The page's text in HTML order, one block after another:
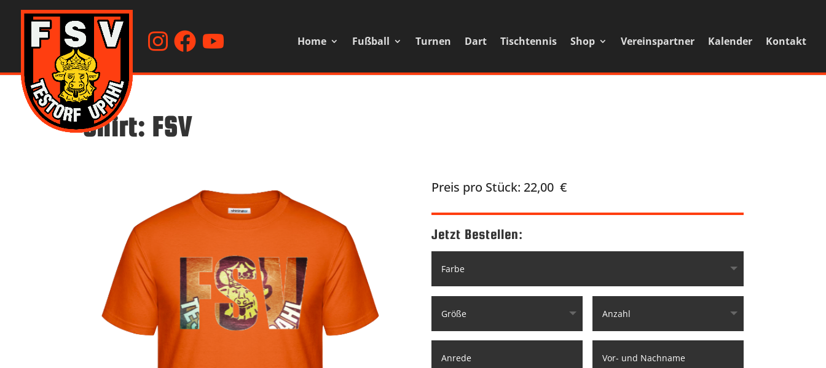
Home Fußball Turnen Dart Tischtennis Shop Vereinspartner Kalender Kontakt
Shirt: FSV
Preis pro Stück: 22,00 €
Jetzt Bestellen: